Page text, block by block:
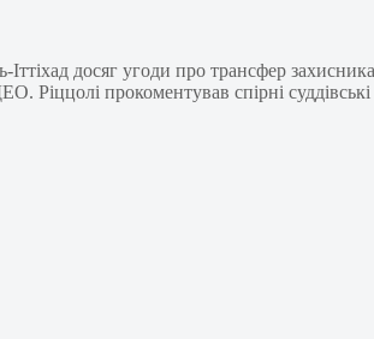
Іттіхад досяг угоди про трансфер
Ріццолі прокоментував спірні